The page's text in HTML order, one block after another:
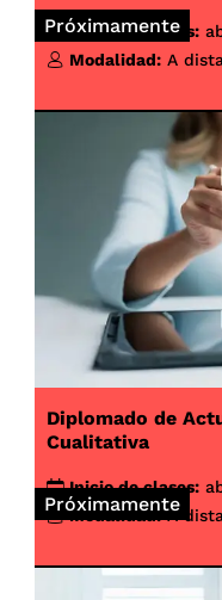
Próximamente
Inicio de clases:
Modalidad: A
Próximamente
Diplomado de
Cualitativa
Inicio de clases:
Modalidad: A